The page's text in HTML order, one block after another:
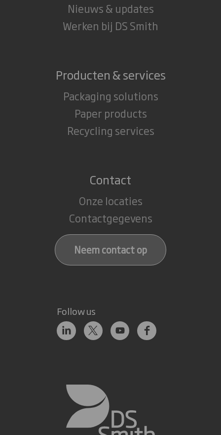
Nieuws & updates
Werken bij DS Smith
Producten & services
Packaging solutions
Paper products
Recycling services
Contact
Onze locaties
Contactgegevens
Neem contact op
Follow us